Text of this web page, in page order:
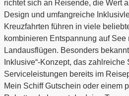
richtet sich an Reisende, die Wert
Design und umfangreiche
Kreuzfahrten führen in viele
kombinieren Entspannung auf
Landausflügen. Besonders
Inklusive“-Konzept, das zahlreiche
Serviceleistungen bereits im
Mein Schiff Gutschein oder einem